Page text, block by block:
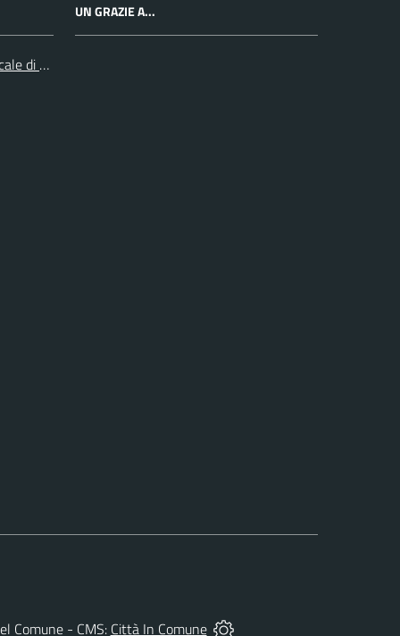
di Collegno e Pinerolo
UN GRAZIE A...
Comune - CMS: Città In Comune